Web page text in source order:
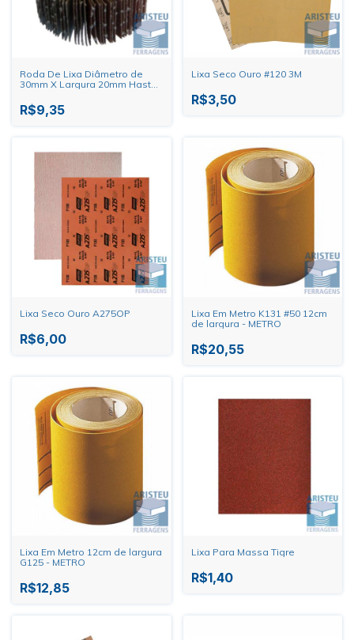
Roda De Lixa Diâmetro de
30mm X Largura 20mm Haste
R$9,35
Lixa Seco Ouro #120 3M
R$3,50
Lixa Seco Ouro A275OP
R$6,00
Lixa Em Metro K131 #50 12cm
de largura - METRO
R$20,55
Lixa Em Metro 12cm de largura
G125 - METRO
R$12,85
Lixa Para Massa Tigre
R$1,40